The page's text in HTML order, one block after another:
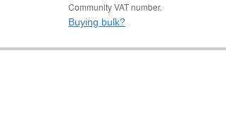
Community VAT number.
Buying bulk?